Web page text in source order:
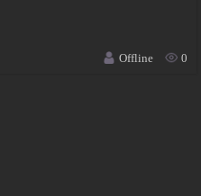
Offline
0